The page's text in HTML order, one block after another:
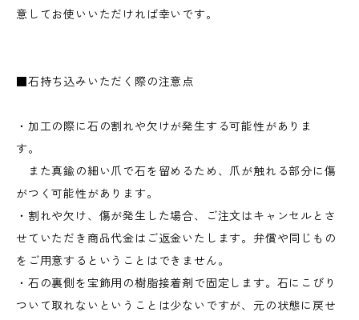
意してお使いいただければ幸いです。
■石持ち込みいただく際の注意点
・加工の際に石の割れや欠けが発生する可能性がありま
す。
また真鍮の細い爪で石を留めるため、爪が触れる部分に傷
がつく可能性があります。
・割れや欠け、傷が発生した場合、ご注文はキャンセルとさ
せていただき商品代金はご返金いたします。弁償や同じもの
をご用意するということはできません。
・石の裏側を宝飾用の樹脂接着剤で固定します。石にこびり
ついて取れないということは少ないですが、元の状態に戻せ